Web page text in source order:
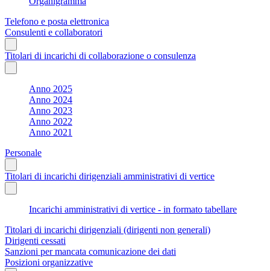
Telefono e posta elettronica
Consulenti e collaboratori
Titolari di incarichi di collaborazione o consulenza
Anno 2025
Anno 2024
Anno 2023
Anno 2022
Anno 2021
Personale
Titolari di incarichi dirigenziali amministrativi di vertice
Incarichi amministrativi di vertice - in formato tabellare
Titolari di incarichi dirigenziali (dirigenti non generali)
Dirigenti cessati
Sanzioni per mancata comunicazione dei dati
Posizioni organizzative